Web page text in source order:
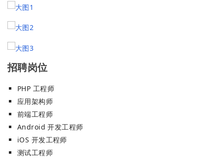
招聘岗位
PHP 工程师
应用架构师
前端工程师
Android 开发工程师
iOS 开发工程师
测试工程师